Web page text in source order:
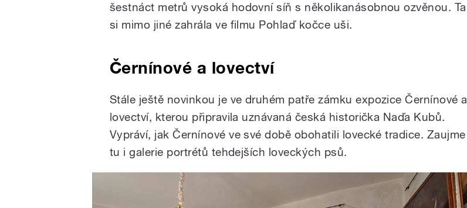
šestnáct metrů vysoká hodovní síň s několikanásobnou ozvěnou. Ta
si mimo jiné zahrála ve filmu Pohlaď kočce uši.
Černínové a lovectví
Stále ještě novinkou je ve druhém patře zámku expozice Černínové a
lovectví, kterou připravila uznávaná česká historička Naďa Kubů.
Vypráví, jak Černínové ve své době obohatili lovecké tradice. Zaujme
tu i galerie portrétů tehdejších loveckých psů.